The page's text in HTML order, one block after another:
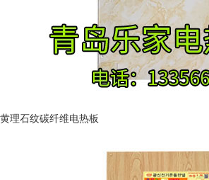
黄理石纹碳纤维电热板